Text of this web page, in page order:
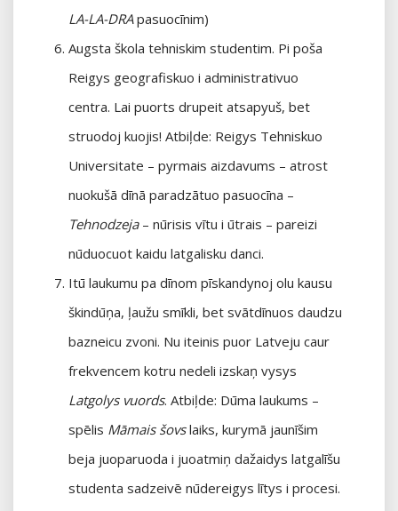
LA-LA-DRApasuocīnim)
Augsta škola tehniskim studentim. Pi poša
Reigys geografiskuo i administrativuo
centra. Lai puorts drupeit atsapyuš, bet
struodoj kuojis! Atbiļde: Reigys Tehniskuo
Universitate – pyrmais aizdavums – atrost
nuokušā dīnā paradzātuo pasuocīna –
Tehnodzeja– nūrisis vītu i ūtrais – pareizi
nūduocuot kaidu latgalisku danci.
Itū laukumu pa dīnom pīskandynoj olu kausu
škindūņa, ļaužu smīkli, bet svātdīnuos daudzu
bazneicu zvoni. Nu iteinis puor Latveju caur
frekvencem kotru nedeli izskaņ vysys
Latgolys vuords. Atbiļde: Dūma laukums –
spēlis Māmais šovslaiks, kurymā jaunīšim
beja juoparuoda i juoatmiņ dažaidys latgalīšu
studenta sadzeivē nūdereigys lītys i procesi.